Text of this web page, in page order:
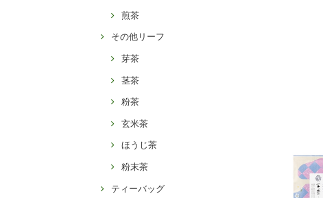
煎茶
その他リーフ
芽茶
茎茶
粉茶
玄米茶
ほうじ茶
粉末茶
ティーバッグ